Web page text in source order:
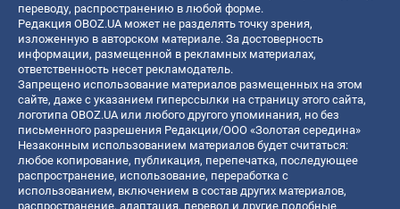
переводу, распространению в любой форме.
Редакция OBOZ.UA может не разделять точку зрения,
изложенную в авторском материале. За достоверность
информации, размещенной в рекламных материалах,
ответственность несет рекламодатель.
Запрещено использование материалов размещенных на этом
сайте, даже с указанием гиперссылки на страницу этого сайта,
логотипа OBOZ.UA или любого другого упоминания, но без
письменного разрешения Редакции/ООО «Золотая середина»
Незаконным использованием материалов будет считаться:
любое копирование, публикация, перепечатка, последующее
распространение, использование, переработка с
использованием, включением в состав других материалов,
распространение, адаптация, перевод и другие подобные